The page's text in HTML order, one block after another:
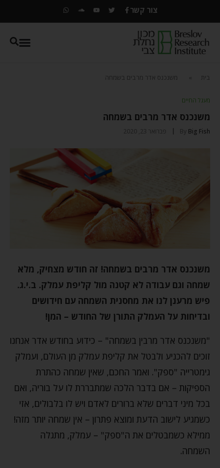
צור קשר
בית משנכנס אדר מרבים בשמחה
מעגל החיים
משנכנס אדר מרבים בשמחה
By Big Fish פברואר 23, 2020
משנכנס אדר מרבים בשמחה! זה חודש מצחיק, מלא
שמחה וגם עבודה לא קטנה מול קליפת עמלק. ב.י.ג.
פיש מרענן לנו את מחסנית השמחה עם חידושים
ובדיחות על העמלק התורן של החודש – המן!
"משנכנס אדר מרבין בשמחה" – כידוע בחודש אדר אנחנו
זוכים להכניע ולבטל את קליפת עמלק מן העולם, ועמלק
גימטרייה "ספק". ואמר החכם, שאין שמחה כהתרת
הספיקות – אם בדבר הלכה שמתבררת לו על בוריה, ואם
בכל מיני דברים שלא ברורים לאדם ויש לו בלבולים, אזי
כשמגיע לישוב הדעת ומוצא פתרון – אין שמחה יותר מזה!
ממילא כשמבטלים את ה"ספק" – עמלק, מתגלה
השמחה.